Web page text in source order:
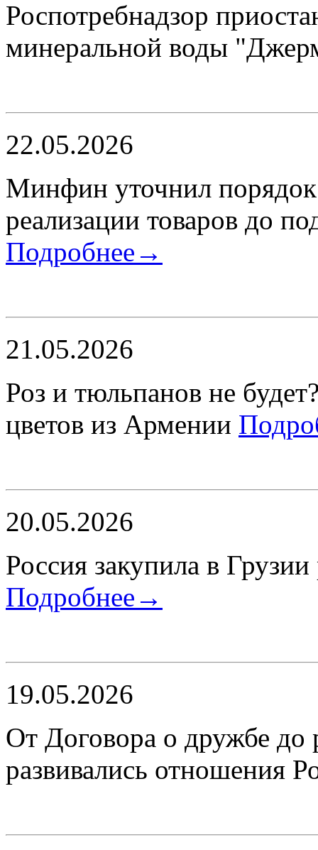
Роспотребнадзор
минеральной воды
22.05.2026
Минфин уточнил порядок
реализации товаров до
Подробнее→
21.05.2026
​Роз и тюльпанов не
цветов из Армении
20.05.2026
Россия закупила в
Подробнее→
19.05.2026
От Договора о дружбе до
развивались отношения